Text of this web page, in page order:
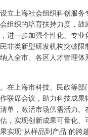
上海社会组织科创服务
组织的培育扶持力度，
进一步加强个性化、专
非类新型研发机构突破
入全市、各区人才管理
上海市科技、民政等部
联席会议，助力科技成
，激活市场供需活力。
，实现创新成果可量化
现“从样品到产品”的跨越